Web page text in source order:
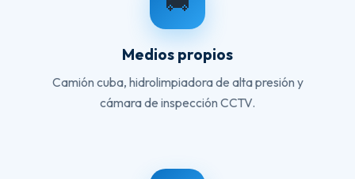
Medios propios
Camión cuba, hidrolimpiadora de alta presión y
cámara de inspección CCTV.